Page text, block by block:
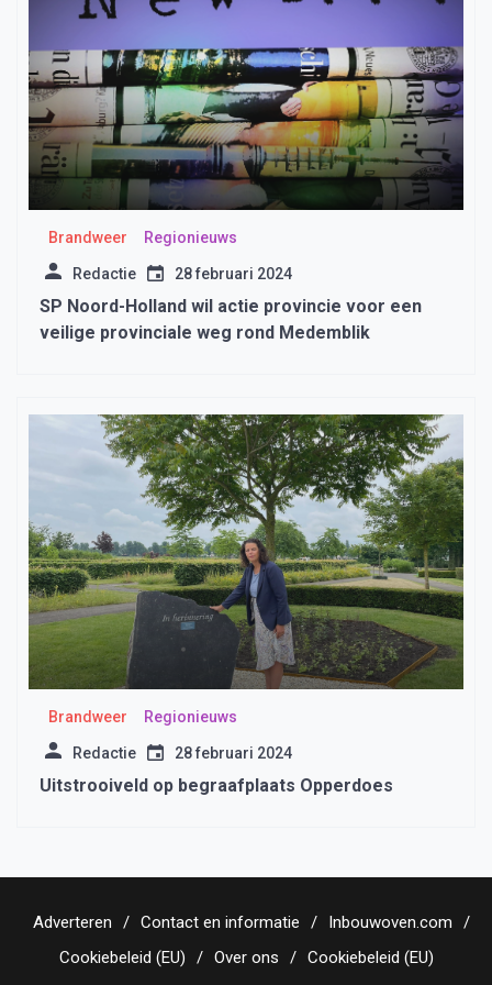
Brandweer Regionieuws
Redactie 28 februari 2024
SP Noord-Holland wil actie provincie voor een
veilige provinciale weg rond Medemblik
Brandweer Regionieuws
Redactie 28 februari 2024
Uitstrooiveld op begraafplaats Opperdoes
Adverteren Contact en informatie
Inbouwoven.com
Cookiebeleid (EU)
Over ons Cookiebeleid (EU)